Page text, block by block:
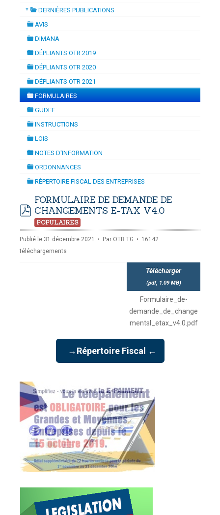
ACTUALITES
Toute l'actualité!
-mardi, 14 juillet 2026 10:30
▼ DERNIÈRES PUBLICATIONS
AVIS
DIMANA
DÉPLIANTS OTR 2019
DÉPLIANTS OTR 2020
folder
DÉPLIANTS OTR 2021
folder
FORMULAIRES
GUDEF
INSTRUCTIONS
LOIS
NOTES D'INFORMATION
ORDONNANCES
RÉPERTOIRE FISCAL DES ENTREPRISES
pdf
FORMULAIRE DE DEMANDE DE
CHANGEMENTS E-TAX V4.0
POPULAIRES
Publié le 31 décembre 2021 Par OTR TG
16142
téléchargements
Télécharger
(pdf, 1.09 MB)
Formulaire_de-
demande_de_change
mentsl_etax_v4.0.pdf
→Répertoire Fiscal ←